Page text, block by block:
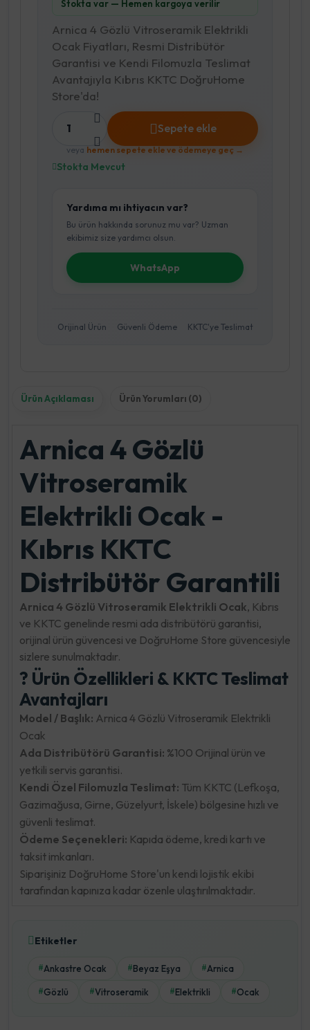
Stokta var — Hemen kargoya verilir
Arnica 4 Gözlü Vitroseramik Elektrikli
Ocak Fiyatları, Resmi Distribütör
Garantisi ve Kendi Filomuzla Teslimat
Avantajıyla Kıbrıs KKTC DoğruHome
Store'da!
1 Sepete ekle
veya hemen sepete ekle ve ödemeye geç →
Stokta Mevcut
Yardıma mı ihtiyacın var?
Bu ürün hakkında sorunuz mu var? Uzman
ekibimiz size yardımcı olsun.
WhatsApp
Orijinal Ürün Güvenli Ödeme KKTC'ye Teslimat
Ürün Açıklaması Ürün Yorumları (0)
Arnica 4 Gözlü
Vitroseramik
Elektrikli Ocak -
Kıbrıs KKTC
Distribütör Garantili
Arnica 4 Gözlü Vitroseramik Elektrikli Ocak, Kıbrıs
ve KKTC genelinde resmi ada distribütörü garantisi,
orijinal ürün güvencesi ve DoğruHome Store güvencesiyle
sizlere sunulmaktadır.
? Ürün Özellikleri & KKTC Teslimat
Avantajları
Model / Başlık: Arnica 4 Gözlü Vitroseramik Elektrikli
Ocak
Ada Distribütörü Garantisi: %100 Orijinal ürün ve
yetkili servis garantisi.
Kendi Özel Filomuzla Teslimat: Tüm KKTC (Lefkoşa,
Gazimağusa, Girne, Güzelyurt, İskele) bölgesine hızlı ve
güvenli teslimat.
Ödeme Seçenekleri: Kapıda ödeme, kredi kartı ve
taksit imkanları.
Siparişiniz DoğruHome Store'un kendi lojistik ekibi
tarafından kapınıza kadar özenle ulaştırılmaktadır.
Etiketler
#Ankastre Ocak #Beyaz Eşya #Arnica
#Gözlü #Vitroseramik #Elektrikli #Ocak